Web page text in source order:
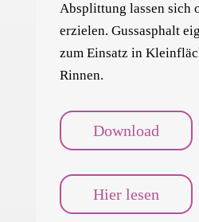
Absplittung lassen sich
erzielen. Gussasphalt
zum Einsatz in
Rinnen.
Download
Hier lesen